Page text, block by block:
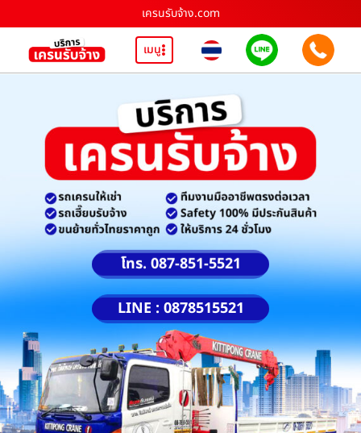
เครนรับจ้าง.com
เมนู
โทร. 087-851-5521
LINE : 0878515521